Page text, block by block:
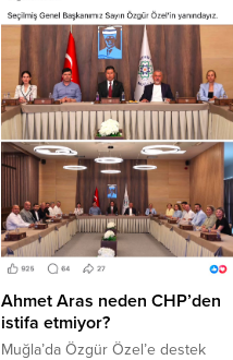
Ahmet Aras neden CHP’den
istifa etmiyor?
Muğla’da Özgür Özel’e destek